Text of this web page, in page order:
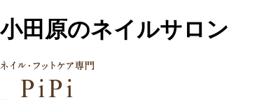
小田原のネイルサロン